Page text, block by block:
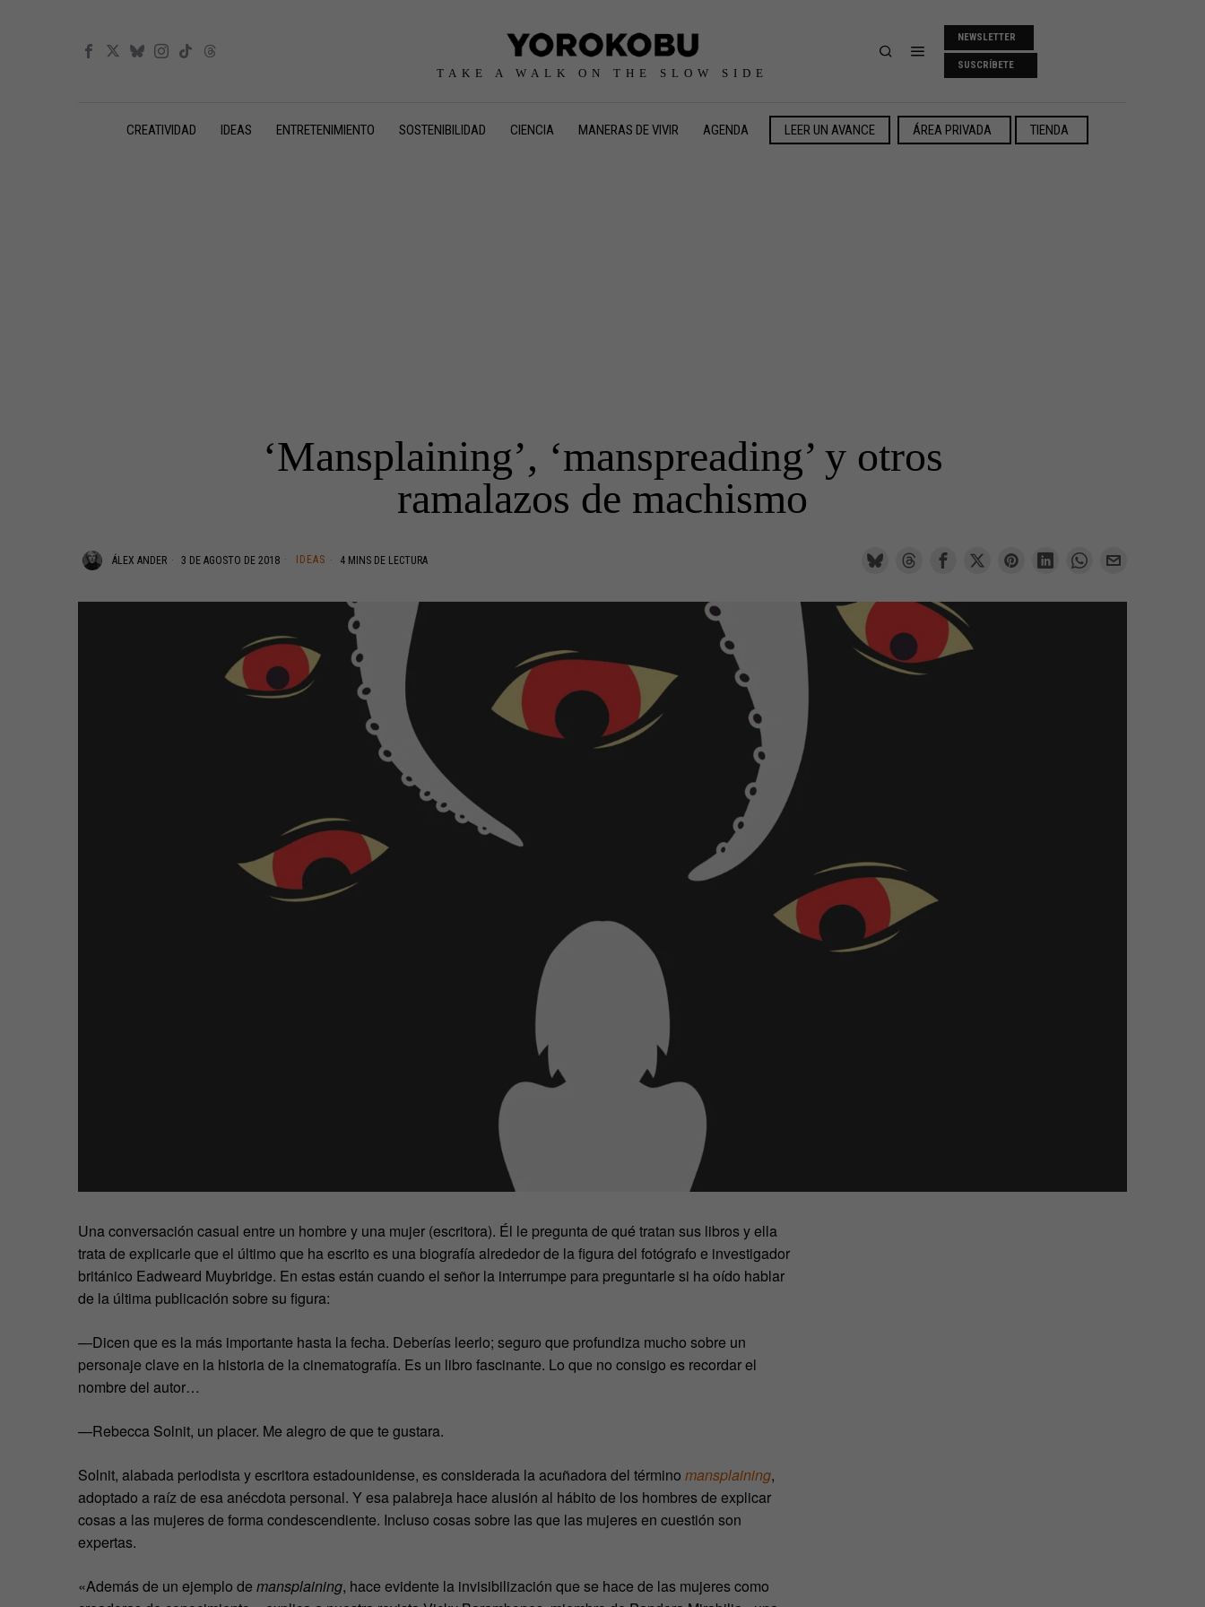
TAKE A WALK ON THE SLOW SIDE
NEWSLETTER
SUSCRÍBETE
CREATIVIDAD IDEAS ENTRETENIMIENTO SOSTENIBILIDAD CIENCIA MANERAS DE VIVIR AGENDA LEER UN AVANCE ÁREA PRIVADA TIENDA
‘Mansplaining’, ‘manspreading’ y otros
ramalazos de machismo
ÁLEX ANDER 3 DE AGOSTO DE 2018 IDEAS 4 MINS DE LECTURA
Una conversación casual entre un hombre y una mujer (escritora). Él le pregunta de qué tratan sus libros y ella
trata de explicarle que el último que ha escrito es una biografía alrededor de la figura del fotógrafo e investigador
británico Eadweard Muybridge. En estas están cuando el señor la interrumpe para preguntarle si ha oído hablar
de la última publicación sobre su figura:
—Dicen que es la más importante hasta la fecha. Deberías leerlo; seguro que profundiza mucho sobre un
personaje clave en la historia de la cinematografía. Es un libro fascinante. Lo que no consigo es recordar el
nombre del autor…
—Rebecca Solnit, un placer. Me alegro de que te gustara.
Solnit, alabada periodista y escritora estadounidense, es considerada la acuñadora del término mansplaining,
adoptado a raíz de esa anécdota personal. Y esa palabreja hace alusión al hábito de los hombres de explicar
cosas a las mujeres de forma condescendiente. Incluso cosas sobre las que las mujeres en cuestión son
expertas.
«Además de un ejemplo de mansplaining, hace evidente la invisibilización que se hace de las mujeres como